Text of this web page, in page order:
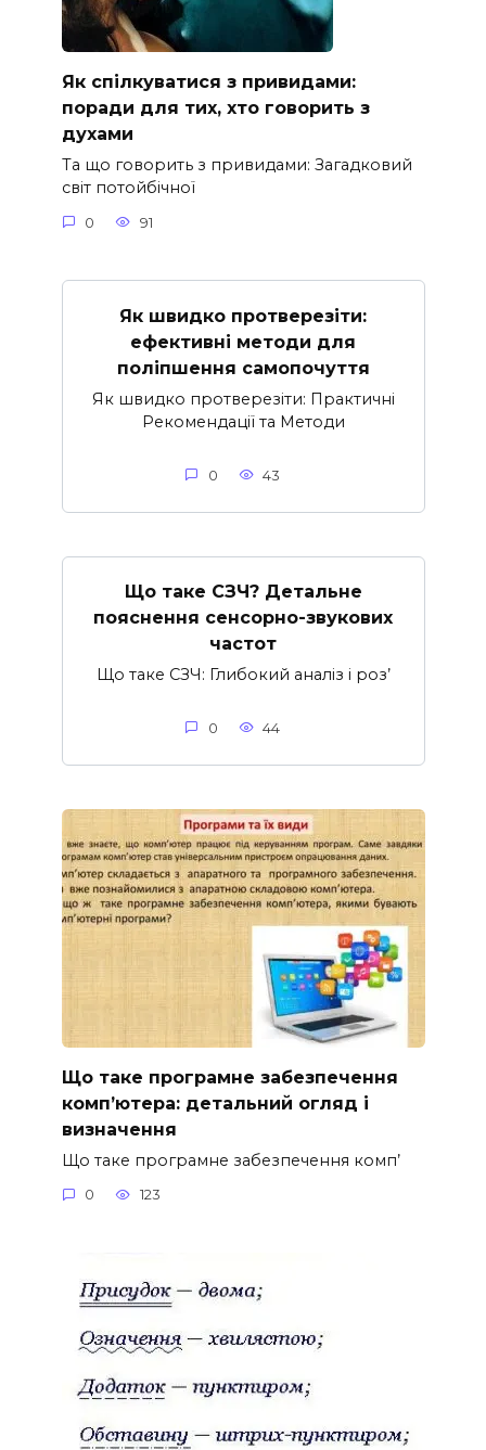
Як спілкуватися з привидами:
поради для тих, хто говорить з
духами
Та що говорить з привидами: Загадковий
світ потойбічної
0 91
Як швидко протверезіти:
ефективні методи для
поліпшення самопочуття
Як швидко протверезіти: Практичні
Рекомендації та Методи
0 43
Що таке СЗЧ? Детальне
пояснення сенсорно-звукових
частот
Що таке СЗЧ: Глибокий аналіз і роз’
0 44
Що таке програмне забезпечення
комп’ютера: детальний огляд і
визначення
Що таке програмне забезпечення комп’
0 123